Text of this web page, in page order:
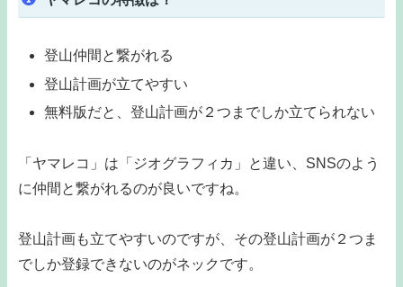
登山仲間と繋がれる
登山計画が立てやすい
無料版だと、登山計画が２つまでしか立てられない
「ヤマレコ」は「ジオグラフィカ」と違い、SNSのよう
に仲間と繋がれるのが良いですね。
登山計画も立てやすいのですが、その登山計画が２つま
でしか登録できないのがネックです。